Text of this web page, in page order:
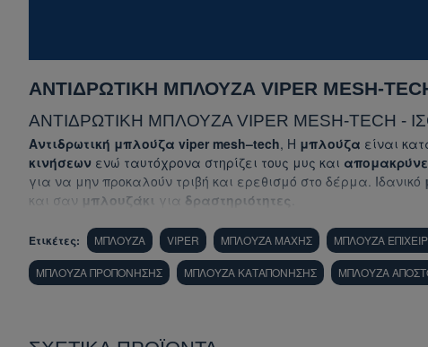
ΑΝΤΙΔΡΩΤΙΚΗ ΜΠΛΟΥΖΑ VIPER MESH-
ΑΝΤΙΔΡΩΤΙΚΗ ΜΠΛΟΥΖΑ VIPER MESH-TECH -
Αντιδρωτική μπλούζα viper mesh–tech, Η μπλούζα είναι
κινήσεων ενώ ταυτόχρονα στηρίζει τους μυς και
για να μην προκαλούν τριβή και ερεθισμό στο δέρμα. Ιδανικό
και σαν μπλουζάκι για δραστηριότητες
Ετικέτες: ΜΠΛΟΥΖΑ VIPER ΜΠΛΟΥΖΑ ΜΑΧΗΣ ΜΠΛΟΥΖΑ
ΜΠΛΟΥΖΑ ΠΡΟΠΟΝΗΣΗΣ ΜΠΛΟΥΖΑ ΚΑΤΑΠΟΝΗΣΗΣ ΜΠΛΟΥΖΑ